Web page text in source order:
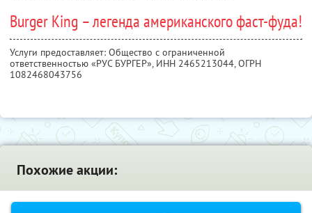
Burger King – легенда американского фаст-фуда!
Услуги предоставляет: Общество с ограниченной
ответственностью «РУС БУРГЕР», ИНН 2465213044, ОГРН
1082468043756
Похожие акции: